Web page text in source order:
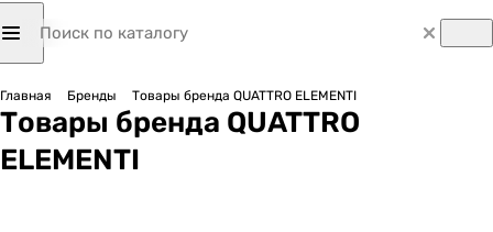
Главная Бренды Товары бренда QUATTRO ELEMENTI
Товары бренда QUATTRO
ELEMENTI